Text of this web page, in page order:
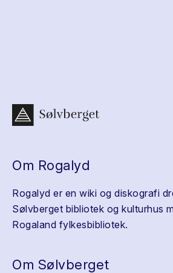
Om Rogalyd
Rogalyd er en wiki og diskografi
Sølvberget bibliotek og kulturhus
Rogaland fylkesbibliotek.
Om Sølvberget